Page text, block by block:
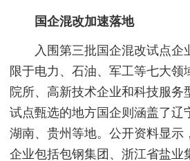
国企混改加速落地
入围第三批国企混改试点企
限于电力、石油、军工等七大领
院所、高新技术企业和科技服务
试点甄选的地方国企则涵盖了辽
湖南、贵州等地。公开资料显示
企业包括包钢集团、浙江省盐业